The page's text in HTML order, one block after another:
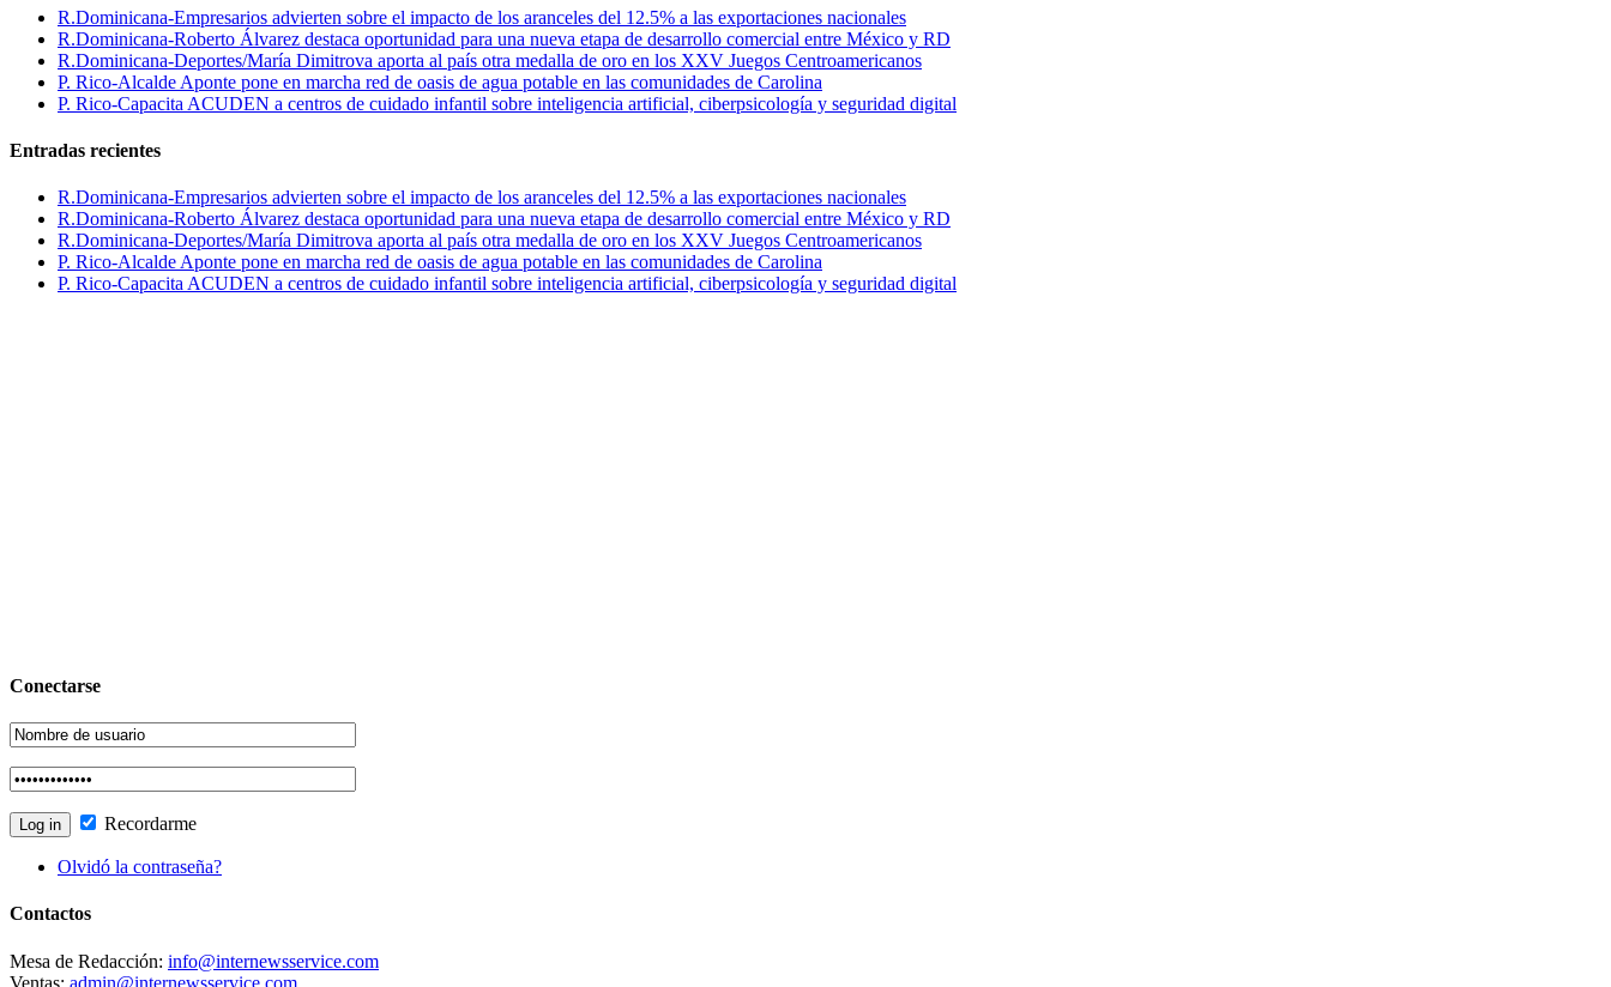
R.Dominicana-Empresarios advierten sobre el impacto de los aranceles del 12.5% a las exportaciones nacionales
R.Dominicana-Roberto Álvarez destaca oportunidad para una nueva etapa de desarrollo comercial entre México y RD
R.Dominicana-Deportes/María Dimitrova aporta al país otra medalla de oro en los XXV Juegos Centroamericanos
P. Rico-Alcalde Aponte pone en marcha red de oasis de agua potable en las comunidades de Carolina
P. Rico-Capacita ACUDEN a centros de cuidado infantil sobre inteligencia artificial, ciberpsicología y seguridad digital
Entradas recientes
R.Dominicana-Empresarios advierten sobre el impacto de los aranceles del 12.5% a las exportaciones nacionales
R.Dominicana-Roberto Álvarez destaca oportunidad para una nueva etapa de desarrollo comercial entre México y RD
R.Dominicana-Deportes/María Dimitrova aporta al país otra medalla de oro en los XXV Juegos Centroamericanos
P. Rico-Alcalde Aponte pone en marcha red de oasis de agua potable en las comunidades de Carolina
P. Rico-Capacita ACUDEN a centros de cuidado infantil sobre inteligencia artificial, ciberpsicología y seguridad digital
Conectarse
Recordarme
Olvidó la contraseña?
Contactos
Mesa de Redacción: info@internewsservice.com
Ventas: admin@internewsservice.com